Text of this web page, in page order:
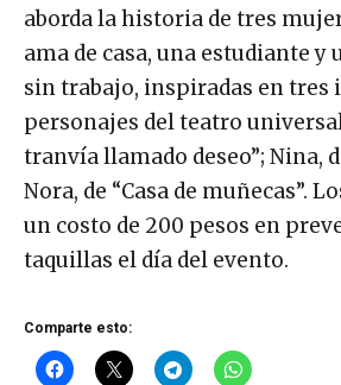
aborda la historia de tres
ama de casa, una estudiante y
sin trabajo, inspiradas en tres
personajes del teatro
tranvía llamado deseo”; Nina,
Nora, de “Casa de muñecas”.
un costo de 200 pesos en
taquillas el día del evento.
Comparte esto: